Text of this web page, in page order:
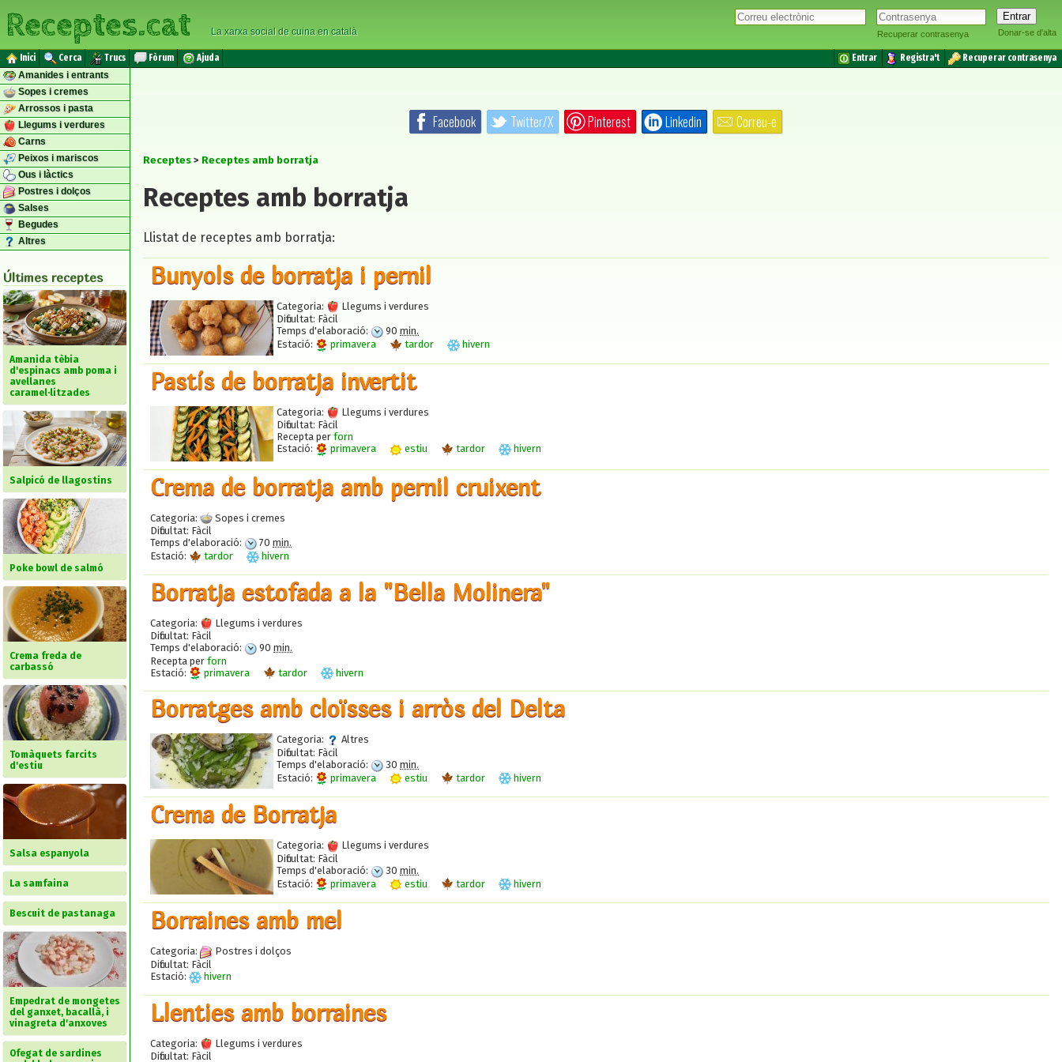
Recuperar contrasenya Donar-se d'alta
Receptes.cat La xarxa social de cuina en català
Inici Cerca Trucs Fòrum Ajuda Entrar Registra't
Recuperar contrasenya
Amanides i entrants
Sopes i cremes
Arrossos i pasta
Llegums i verdures
Carns
Peixos i mariscos
Ous i làctics
Postres i dolços
Salses
Begudes
Altres
Últimes receptes
Amanida tèbia
d'espinacs amb poma i
avellanes
caramel·litzades
Salpicó de llagostins
Poke bowl de salmó
Crema freda de
carbassó
Tomàquets farcits
d'estiu
Salsa espanyola
La samfaina
Bescuit de pastanaga
Empedrat de mongetes
del ganxet, bacallà, i
vinagreta d'anxoves
Ofegat de sardines
Facebook Twitter/X Pinterest Linkedin Correu-e
Receptes Receptes amb borratja
Receptes amb borratja
Llistat de receptes amb borratja:
Bunyols de borratja i pernil
Categoria:
Llegums i verdures
Dificultat: Fàcil
Temps d'elaboració:
90 min.
Estació:
primavera tardor hivern
Pastís de borratja invertit
Categoria:
Llegums i verdures
Dificultat: Fàcil
Recepta per forn
Estació:
primavera estiu tardor hivern
Crema de borratja amb pernil cruixent
Categoria:
Sopes i cremes
Dificultat: Fàcil
Temps d'elaboració:
70 min.
Estació:
tardor hivern
Borratja estofada a la "Bella Molinera"
Categoria:
Llegums i verdures
Dificultat: Fàcil
Temps d'elaboració:
90 min.
Recepta per forn
Estació:
primavera tardor hivern
Borratges amb cloïsses i arròs del Delta
Categoria:
Altres
Dificultat: Fàcil
Temps d'elaboració:
30 min.
Estació:
primavera estiu tardor hivern
Crema de Borratja
Categoria:
Llegums i verdures
Dificultat: Fàcil
Temps d'elaboració:
30 min.
Estació:
primavera estiu tardor hivern
Borraines amb mel
Categoria:
Postres i dolços
Dificultat: Fàcil
Estació:
hivern
Llenties amb borraines
Categoria:
Llegums i verdures
Dificultat: Fàcil